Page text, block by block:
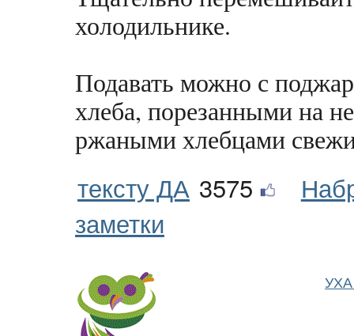
холодильнике.
Подавать можно с
хлеба, порезанными на
ржаными хлебцами
тексту ДА 3575
заметки